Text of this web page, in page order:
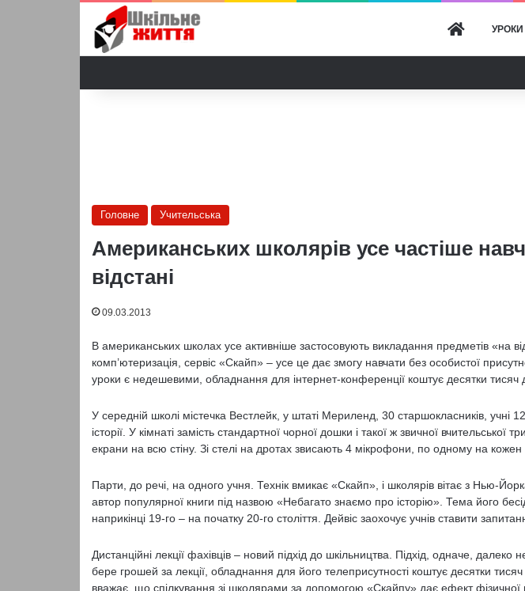
ГОЛОВНА
УРОКИ
Головне Учительська
Американських школярів усе частіше
відстані
09.03.2013
В американських школах усе активніше застосовують викладання предметів «на
комп’ютеризація, сервіс «Скайп» – усе це дає змогу навчати без особистої
уроки є недешевими, обладнання для інтернет-конференції коштує десятки тисяч
У середній школі містечка Вестлейк, у штаті Мериленд, 30 старшокласників, учні
історії. У кімнаті замість стандартної чорної дошки і такої ж звичної вчительської
екрани на всю стіну. Зі стелі на дротах звисають 4 мікрофони, по одному на кожен
Парти, до речі, на одного учня. Технік вмикає «Скайп», і школярів вітає з Нью-
автор популярної книги під назвою «Небагато знаємо про історію». Тема його
наприкінці 19-го – на початку 20-го століття. Дейвіс заохочує учнів ставити
Дистанційні лекції фахівців – новий підхід до шкільництва. Підхід, одначе,
бере грошей за лекції, обладнання для його телеприсутності коштує десятки
вважає, що спілкування зі школярами за допомогою «Скайпу» дає ефект фізичної